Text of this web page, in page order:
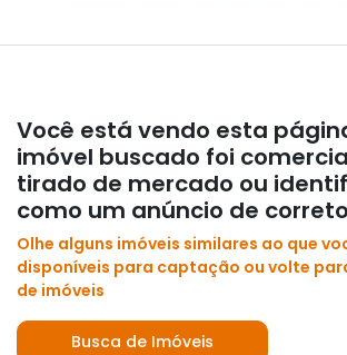
Você está vendo esta
imóvel buscado foi
tirado de mercado ou
como um anúncio de
Olhe alguns imóveis similares ao que
disponíveis para captação ou volte
de imóveis
Busca de Imóveis